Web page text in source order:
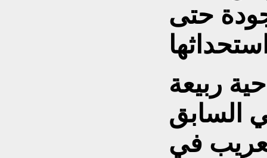
حتى
ربيعة
السابق
في